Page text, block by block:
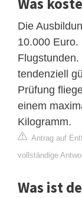
Die
10.000
tendenziell
Prüfung
einem
Kilogramm.
Antrag auf
vollständige
Was ist